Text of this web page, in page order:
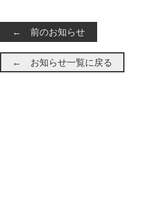
← 前のお知らせ
← お知らせ一覧に戻る